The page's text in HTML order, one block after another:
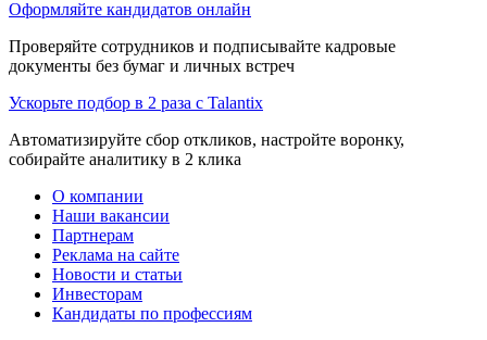
Оформляйте кандидатов онлайн
Проверяйте сотрудников и подписывайте кадровые
документы без бумаг и личных встреч
Ускорьте подбор в 2 раза с Talantix
Автоматизируйте сбор откликов, настройте воронку,
собирайте аналитику в 2 клика
О компании
Наши вакансии
Партнерам
Реклама на сайте
Новости и статьи
Инвесторам
Кандидаты по профессиям